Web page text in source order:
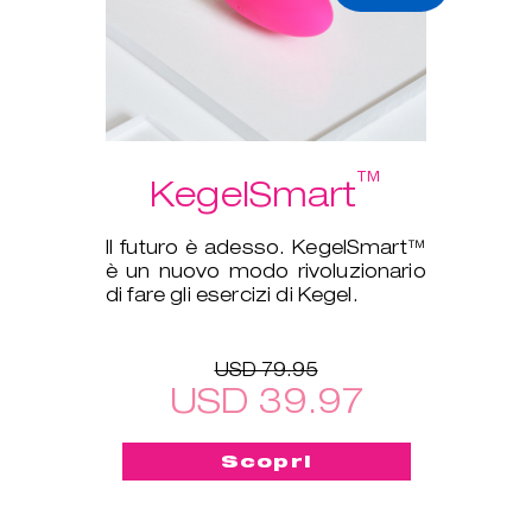
KegelSmart™
Il futuro è adesso. KegelSmart™
è un nuovo modo rivoluzionario
di fare gli esercizi di Kegel.
USD 79.95
USD 39.97
Scopri